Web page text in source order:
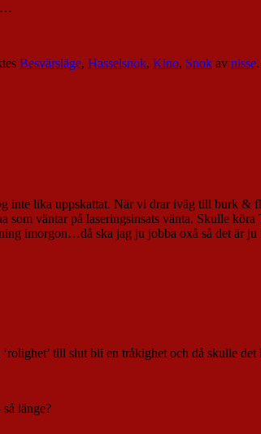
Besvärsläge, Hasselsnok, Kino, Snok av nisse
lika uppskattat. När vi drar iväg till burk &
väntar på laseringsinsats vänta. Skulle
imorgon…då ska jag ju jobba oxå så det är ju
till slut bli en tråkighet och då skulle
länge?